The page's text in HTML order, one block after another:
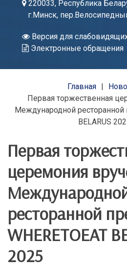
220033, Республика
г.Минск,
Версия для
Электронные обращения
Главная
Первая торжественная
Международной ресторанной
BELARUS
Первая
церемония
ресторанной
WHERETOEAT
2025